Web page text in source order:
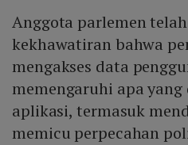
Anggota parlemen
kekhawatiran bahwa
mengakses data
memengaruhi apa
aplikasi, termasuk
memicu perpecahan